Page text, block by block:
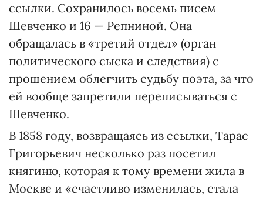
ссылки. Сохранилось восемь писем
Шевченко и 16 — Репниной. Она
обращалась в «третий отдел» (орган
политического сыска и следствия) с
прошением облегчить судьбу поэта, за что
ей вообще запретили переписываться с
Шевченко.
В 1858 году, возвращаясь из ссылки, Тарас
Григорьевич несколько раз посетил
княгиню, которая к тому времени жила в
Москве и «счастливо изменилась, стала